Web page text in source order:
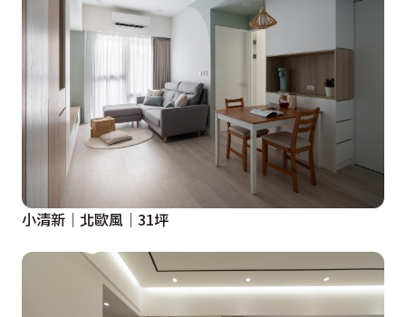
小清新│北歐風│31坪